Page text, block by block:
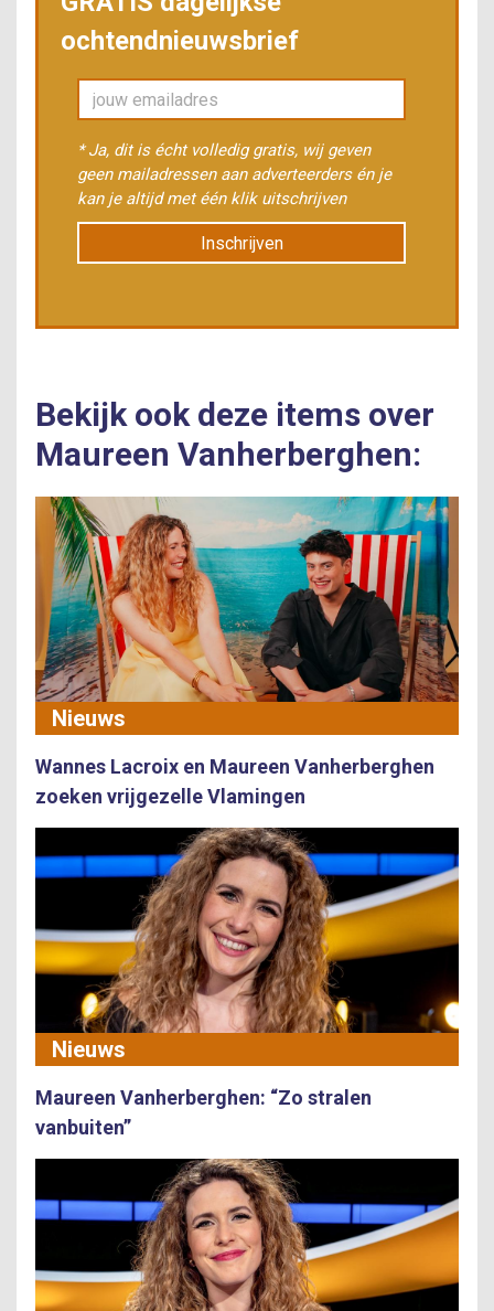
ochtendnieuwsbrief
* Ja, dit is écht volledig gratis, wij geven
geen mailadressen aan adverteerders én je
kan je altijd met één klik uitschrijven
Inschrijven
Bekijk ook deze items over
Maureen Vanherberghen:
Nieuws
Wannes Lacroix en Maureen Vanherberghen
zoeken vrijgezelle Vlamingen
Nieuws
Maureen Vanherberghen: “Zo stralen
vanbuiten”